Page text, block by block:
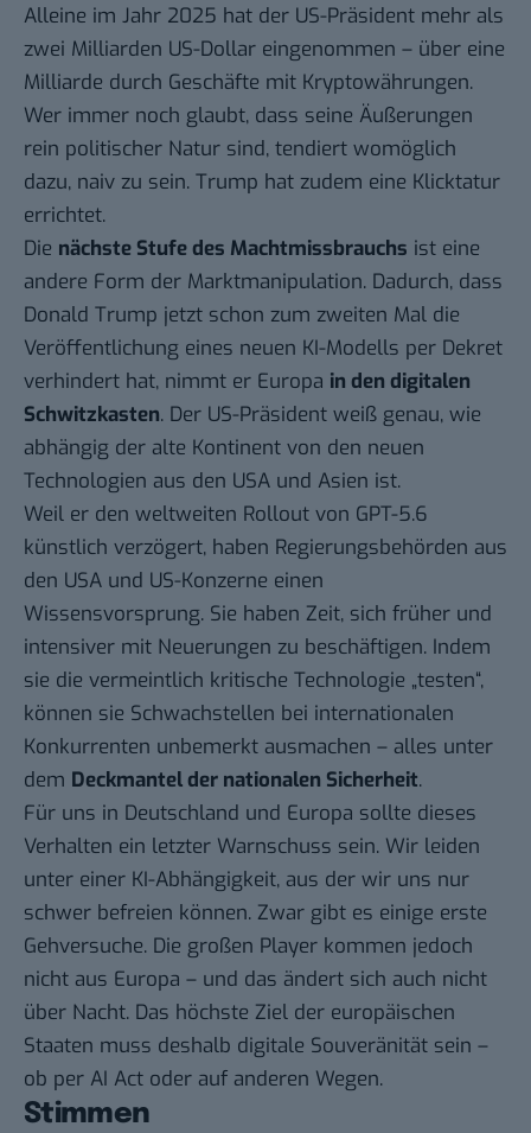
Alleine im Jahr 2025 hat der US-Präsident mehr als
zwei Milliarden US-Dollar eingenommen – über eine
Milliarde durch Geschäfte mit Kryptowährungen.
Wer immer noch glaubt, dass seine Äußerungen
rein politischer Natur sind, tendiert womöglich
dazu, naiv zu sein. Trump hat zudem eine Klicktatur
errichtet.
Die nächste Stufe des Machtmissbrauchs ist eine
andere Form der Marktmanipulation. Dadurch, dass
Donald Trump jetzt schon zum zweiten Mal die
Veröffentlichung eines neuen KI-Modells per Dekret
verhindert hat, nimmt er Europa in den digitalen
Schwitzkasten. Der US-Präsident weiß genau, wie
abhängig der alte Kontinent von den neuen
Technologien aus den USA und Asien ist.
Weil er den weltweiten Rollout von GPT-5.6
künstlich verzögert, haben Regierungsbehörden aus
den USA und US-Konzerne einen
Wissensvorsprung. Sie haben Zeit, sich früher und
intensiver mit Neuerungen zu beschäftigen. Indem
sie die vermeintlich kritische Technologie „testen“,
können sie Schwachstellen bei internationalen
Konkurrenten unbemerkt ausmachen – alles unter
dem Deckmantel der nationalen Sicherheit.
Für uns in Deutschland und Europa sollte dieses
Verhalten ein letzter Warnschuss sein. Wir leiden
unter einer KI-Abhängigkeit, aus der wir uns nur
schwer befreien können. Zwar gibt es einige erste
Gehversuche. Die großen Player kommen jedoch
nicht aus Europa – und das ändert sich auch nicht
über Nacht. Das höchste Ziel der europäischen
Staaten muss deshalb digitale Souveränität sein –
ob per AI Act oder auf anderen Wegen.
Stimmen